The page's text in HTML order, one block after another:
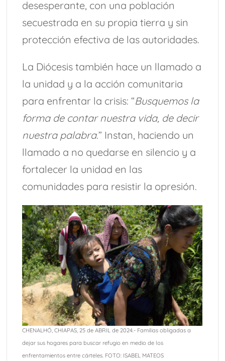
desesperante, con una población
secuestrada en su propia tierra y sin
protección efectiva de las autoridades.
La Diócesis también hace un llamado a
la unidad y a la acción comunitaria
para enfrentar la crisis: “Busquemos la
forma de contar nuestra vida, de decir
nuestra palabra.” Instan, haciendo un
llamado a no quedarse en silencio y a
fortalecer la unidad en las
comunidades para resistir la opresión.
CHENALHÓ, CHIAPAS, 25 de ABRIL de 2024.- Familias obligadas a
dejar sus hogares para buscar refugio en medio de los
enfrentamientos entre cárteles. FOTO: ISABEL MATEOS